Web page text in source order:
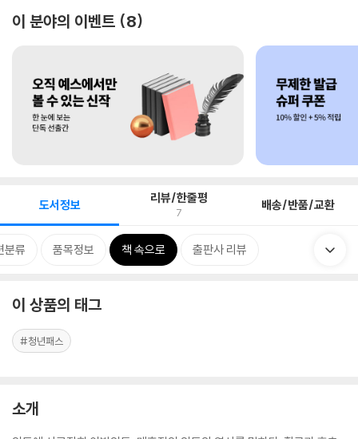
이 분야의 이벤트 8
도서정보 리뷰/한줄평
7 배송/반품/교환
분류 품목정보 책 속으로 출판사 리뷰
이 상품의 태그
#청년패스
소개